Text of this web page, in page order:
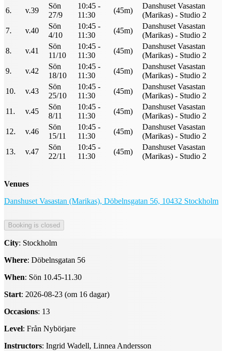
6.
v.39
Sön
27/9
10:45 -
11:30
(45m)
Danshuset Vasastan
(Marikas) - Studio 2
7.
v.40
Sön
4/10
10:45 -
11:30
(45m)
Danshuset Vasastan
(Marikas) - Studio 2
8.
v.41
Sön
11/10
10:45 -
11:30
(45m)
Danshuset Vasastan
(Marikas) - Studio 2
9.
v.42
Sön
18/10
10:45 -
11:30
(45m)
Danshuset Vasastan
(Marikas) - Studio 2
10.
v.43
Sön
25/10
10:45 -
11:30
(45m)
Danshuset Vasastan
(Marikas) - Studio 2
11.
v.45
Sön
8/11
10:45 -
11:30
(45m)
Danshuset Vasastan
(Marikas) - Studio 2
12.
v.46
Sön
15/11
10:45 -
11:30
(45m)
Danshuset Vasastan
(Marikas) - Studio 2
13.
v.47
Sön
22/11
10:45 -
11:30
(45m)
Danshuset Vasastan
(Marikas) - Studio 2
Venues
Danshuset Vasastan (Marikas), Döbelnsgatan 56, 10432 Stockholm
City: Stockholm
Where: Döbelnsgatan 56
When: Sön 10.45-11.30
Start: 2026-08-23 (om 16 dagar)
Occasions: 13
Level: Från Nybörjare
Instructors: Ingrid Wadell, Linnea Andersson